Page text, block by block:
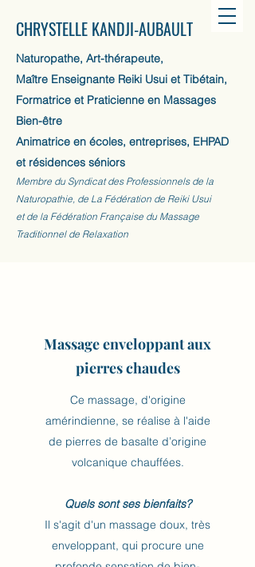
CHRYSTELLE KANDJI-AUBAULT
Naturopathe, Art-thérapeute,
Maître Enseignante Reiki Usui et Tibétain,
Formatrice et Praticienne en Massages
Bien-être
Animatrice en écoles, entreprises, EHPAD
et résidences séniors
Membre du Syndicat des Professionnels de la
Naturopathie, de La Fédération de Reiki Usui
et de la Fédération Française du Massage
Traditionnel de Relaxation
Massage enveloppant aux
pierres chaudes
Ce massage, d'origine
amérindienne, se réalise à l'aide
de pierres de basalte d’origine
volcanique chauffées.
Quels sont ses bienfaits?
Il s'agit d'un massage doux, très
enveloppant, qui procure une